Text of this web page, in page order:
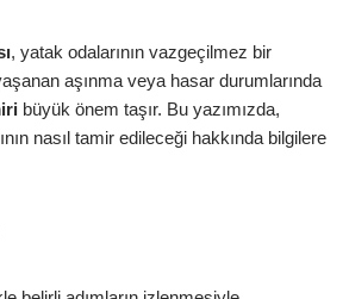
, yatak odalarının vazgeçilmez bir
aşınma veya hasar durumlarında
büyük önem taşır. Bu yazımızda,
nasıl tamir edileceği hakkında bilgilere